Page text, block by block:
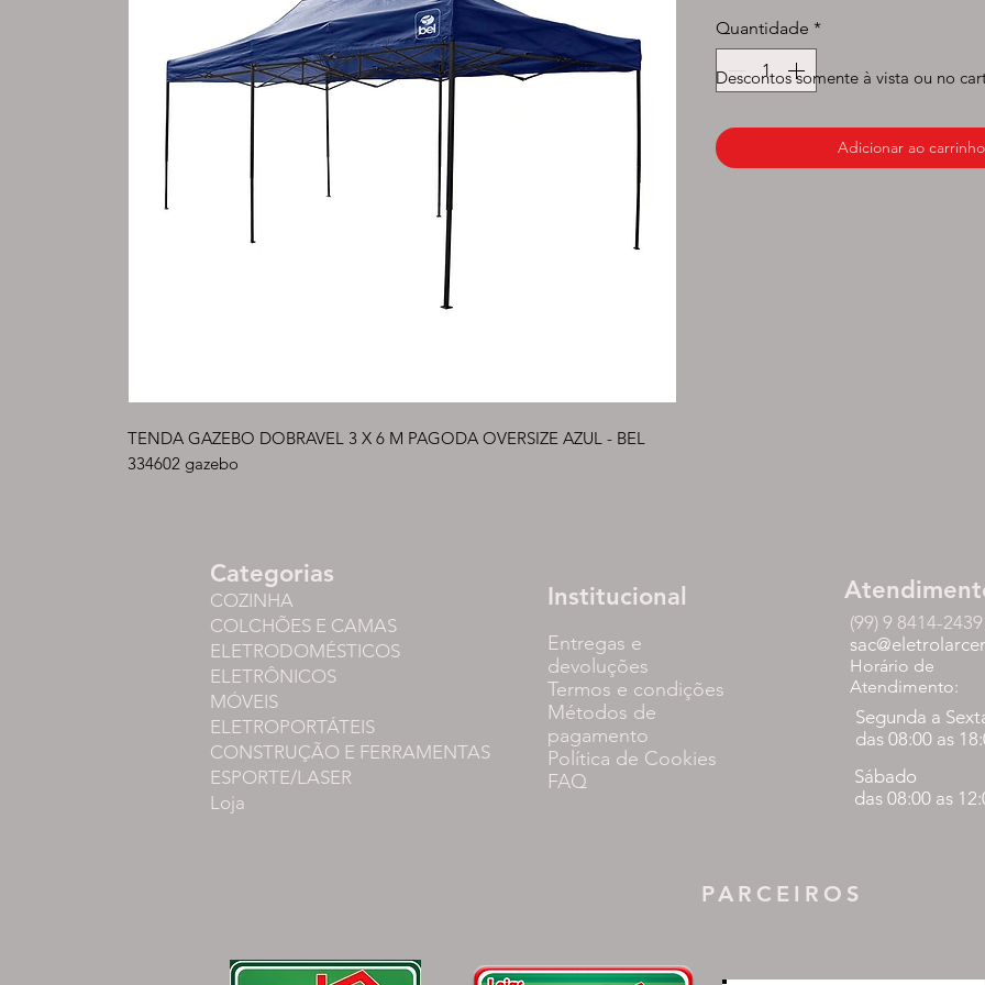
TENDA GAZEBO DOBRAVEL 3 X 6 M PAGODA OVERSIZE AZUL - BEL
334602 gazebo
Quantidade *
Adicionar ao carrinho
Descontos somente à vista ou no
Categorias
COZINHA
COLCHÕES E CAMAS
ELETRODOMÉSTICOS
ELETRÔNICOS
MÓVEIS
ELETROPORTÁTEIS
CONSTRUÇÃO E FERRAMENTAS
ESPORTE/LASER
Loja
Institucional
Entregas e
devoluções
Termos e condições
Métodos de
pagamento
Política de Cookies
FAQ
(99) 9 8414-2439
Horário de
Atendimento:
Segunda a
das 08:00 as
Sábado
das 08:00 as
PARCEIROS